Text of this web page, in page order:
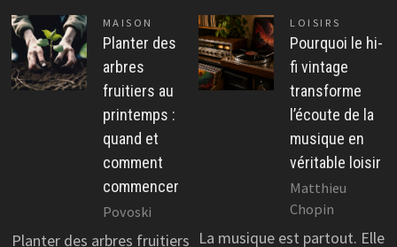
MAISON
Planter des
arbres
fruitiers au
printemps :
quand et
comment
commencer
Povoski
Planter des arbres fruitiers
LOISIRS
Pourquoi le hi-
fi vintage
transforme
l’écoute de la
musique en
véritable loisir
Matthieu
Chopin
La musique est partout. Elle